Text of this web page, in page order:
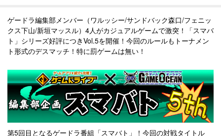
ゲードラ編集部メンバー（ワルッシー/サンドバック森口/フェニッ
クス下山/新垣マッスル）4人がカジュアルゲームで激突！「スマバ
ト」シリーズ好評につきVol.5を開催！今回のルールもトーナメン
ト形式のデスマッチ！特に罰ゲームは無い！
第5回目となるゲードラ番組「スマバト」！今回の対戦タイトル